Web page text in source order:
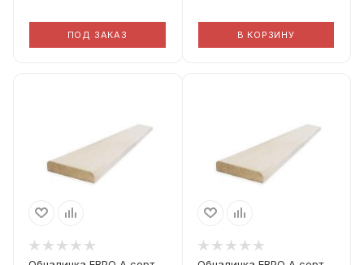
ПОД ЗАКАЗ В КОРЗИНУ
Еврообналичка
Сорт Дерева
Фактическая ширина
70
Еврообналичка
Сорт Дерева
Фактическая ширина
70